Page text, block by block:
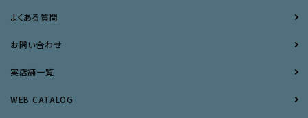
よくある質問
お問い合わせ
実店舗一覧
WEB CATALOG